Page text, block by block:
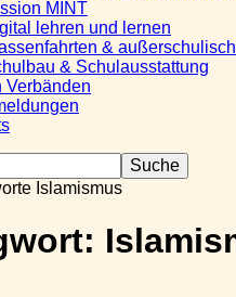
MINT
lehren und lernen
&
& Schulausstattung
Verbänden
Islamismus